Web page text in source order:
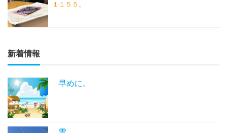
１１５５。
新着情報
早めに。